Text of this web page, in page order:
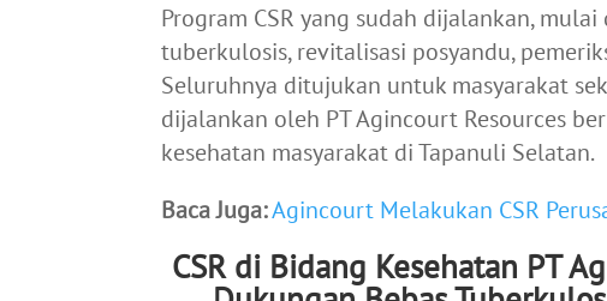
Program CSR yang sudah dijalankan,
tuberkulosis, revitalisasi posyandu,
Seluruhnya ditujukan untuk masyarakat
dijalankan oleh PT Agincourt Resources
kesehatan masyarakat di Tapanuli Selatan.
Baca Juga:Agincourt Melakukan CSR
CSR di Bidang Kesehatan PT